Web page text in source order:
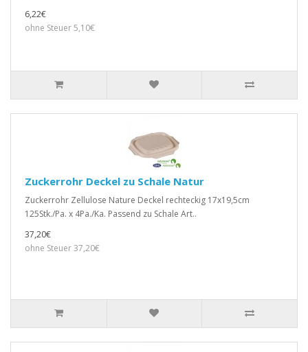
6,22€
ohne Steuer 5,10€
Zuckerrohr Deckel zu Schale Natur
Zuckerrohr Zellulose Nature Deckel rechteckig 17x19,5cm
125Stk./Pa. x 4Pa./Ka. Passend zu Schale Art..
37,20€
ohne Steuer 37,20€